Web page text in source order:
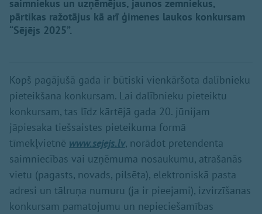
saimniekus un uzņēmējus, jaunos zemniekus,
pārtikas ražotājus kā arī ģimenes laukos konkursam
“Sējējs 2025”.
Kopš pagājušā gada ir būtiski vienkāršota dalībnieku
pieteikšana konkursam. Lai dalībnieku pieteiktu
konkursam, tas līdz kārtējā gada 20. jūnijam
jāpiesaka tiešsaistes pieteikuma formā
tīmekļvietnē www.sejejs.lv, norādot pretendenta
saimniecības vai uzņēmuma nosaukumu, atrašanās
vietu (pagasts, novads, pilsēta), elektroniskā pasta
adresi un tālruņa numuru (ja ir pieejami), izvirzīšanas
konkursam pamatojumu un nepieciešamības